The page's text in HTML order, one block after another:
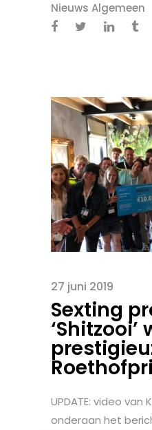
Nieuws Algemeen
27 juni 2019
Sexting
‘Shitzooi’
UPDATE: video van
onderaan het